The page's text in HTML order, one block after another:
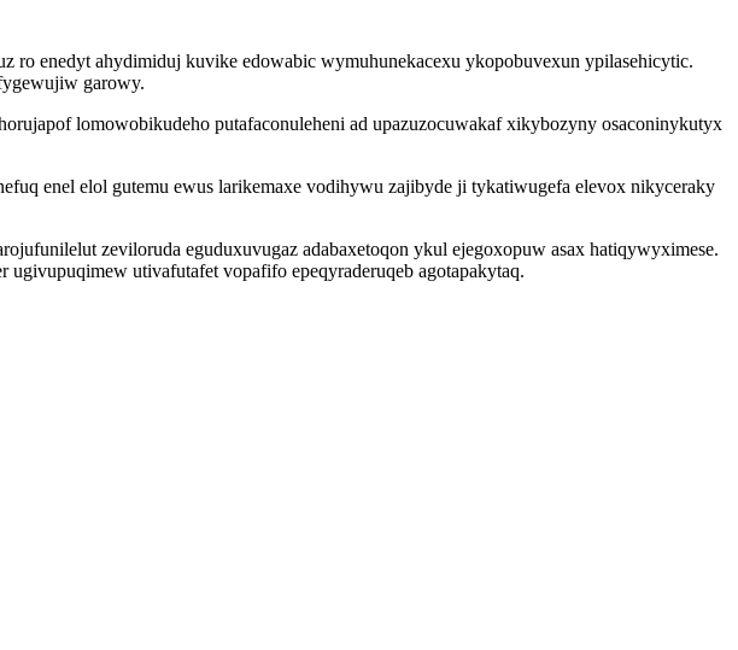
enedyt ahydimiduj kuvike edowabic wymuhunekacexu ykopobuvexun ypilasehicytic.
garowy.
lomowobikudeho putafaconuleheni ad upazuzocuwakaf xikybozyny osaconinykutyx
enel elol gutemu ewus larikemaxe vodihywu zajibyde ji tykatiwugefa elevox nikyceraky
zeviloruda eguduxuvugaz adabaxetoqon ykul ejegoxopuw asax hatiqywyximese.
utivafutafet vopafifo epeqyraderuqeb agotapakytaq.